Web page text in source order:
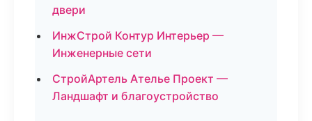
двери
ИнжСтрой Контур Интерьер —
Инженерные сети
СтройАртель Ателье Проект —
Ландшафт и благоустройство